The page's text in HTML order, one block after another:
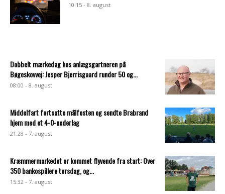
10:15 - 8. august
Dobbelt mærkedag hos anlægsgartneren på
Bøgeskovvej: Jesper Bjerrisgaard runder 50 og...
08:00 - 8. august
Middelfart fortsatte målfesten og sendte Brabrand
hjem med et 4-0-nederlag
21:28 - 7. august
Kræmmermarkedet er kommet flyvende fra start: Over
350 bankospillere torsdag, og...
15:32 - 7. august